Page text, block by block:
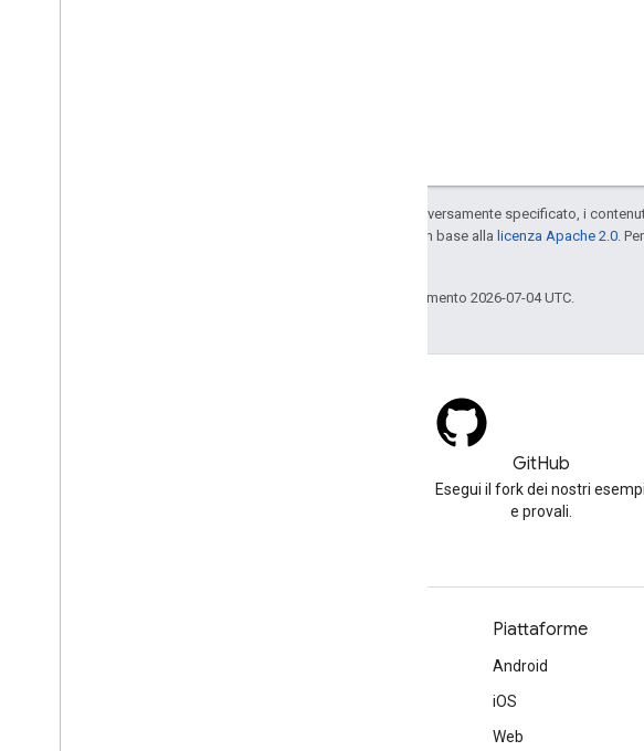
Salvo quando diversamente specificato, i
sono concessi in base alla licenza Apache 2.0 .
Ultimo aggiornamento 2026-07-04 UTC.
GitHub
Esegui il fork dei nostri esempi
e provali.
Piattaforme
Android
iOS
Web